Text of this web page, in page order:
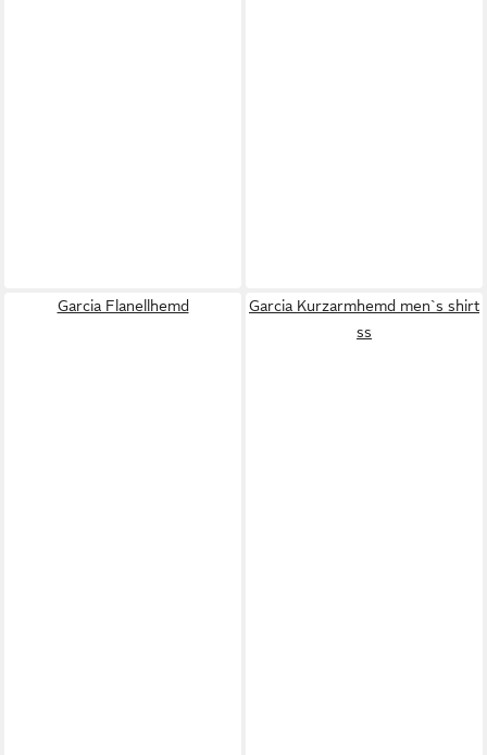
Garcia Flanellhemd
Garcia Kurzarmhemd men`s shirt
ss